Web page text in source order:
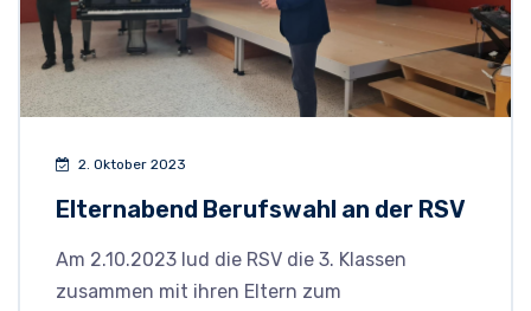
2. Oktober 2023
Elternabend Berufswahl an der RSV
Am 2.10.2023 lud die RSV die 3. Klassen
zusammen mit ihren Eltern zum